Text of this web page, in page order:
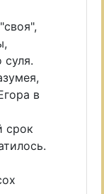
в
срок